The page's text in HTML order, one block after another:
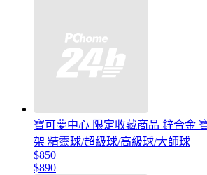
寶可夢中心 限定收藏商品 鋅合金
架 精靈球/超級球/高級球/大師球
$850
$890